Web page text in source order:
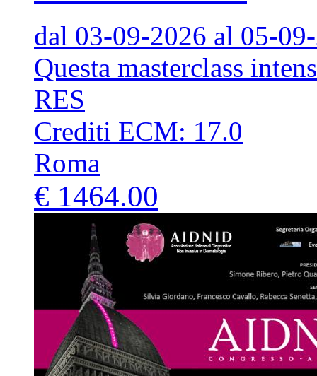
dal 03-09-2026 al 05-
Questa masterclass
RES
Crediti ECM: 17.0
Roma
€ 1464.00